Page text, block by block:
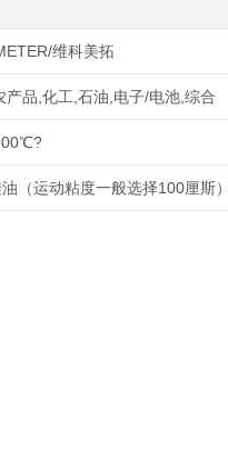
维科美拓
产品,化工,石油,电子/电池,综合
（运动粘度一般选择100厘斯